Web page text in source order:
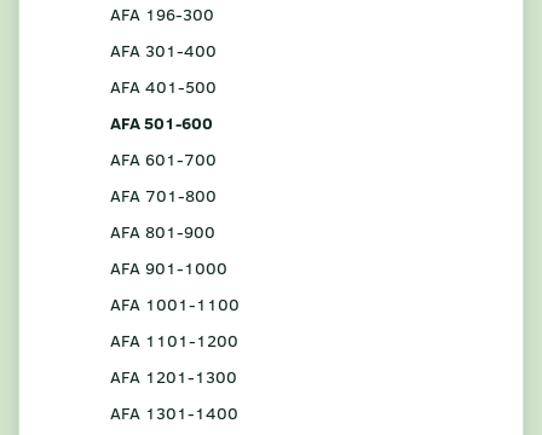
AFA 196-300
AFA 301-400
AFA 401-500
AFA 501-600
AFA 601-700
AFA 701-800
AFA 801-900
AFA 901-1000
AFA 1001-1100
AFA 1101-1200
AFA 1201-1300
AFA 1301-1400